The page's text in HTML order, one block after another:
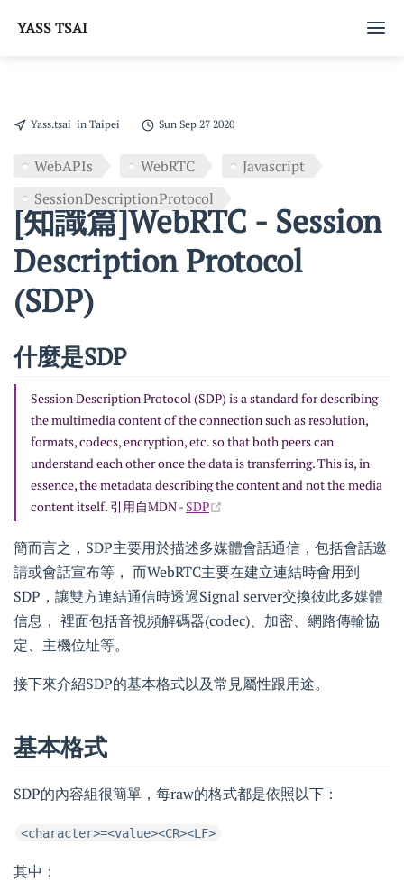
YASS TSAI
Tags
Yass.tsai in Taipei Sun Sep 27 2020
WebAPIs WebRTC
Javascript
SessionDescriptionProtocol
[知識篇]WebRTC - Session
Description Protocol
(SDP)
什麼是SDP
Session Description Protocol (SDP) is a standard for describing
the multimedia content of the connection such as resolution,
formats, codecs, encryption, etc. so that both peers can
understand each other once the data is transferring. This is, in
essence, the metadata describing the content and not the media
content itself. 引用自MDN - SDP
簡而言之，SDP主要用於描述多媒體會話通信，包括會話邀
請或會話宣布等， 而WebRTC主要在建立連結時會用到
SDP，讓雙方連結通信時透過Signal server交換彼此多媒體
信息， 裡面包括音視頻解碼器(codec)、加密、網路傳輸協
定、主機位址等。
接下來介紹SDP的基本格式以及常見屬性跟用途。
基本格式
SDP的內容組很簡單，每raw的格式都是依照以下：
<character>=<value><CR><LF>
其中：